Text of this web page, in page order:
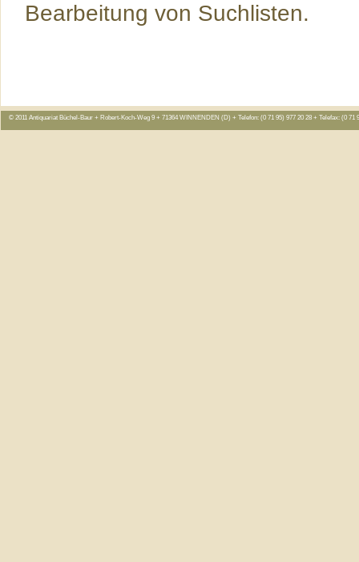
Bearbeitung von Suchlisten.
© 2011 Antiquariat Büchel-Baur + Robert-Koch-Weg 9 + 71364 WINNENDEN (D) + Telefon: (0 71 95) 977 20 28 + Telefax: (0 71